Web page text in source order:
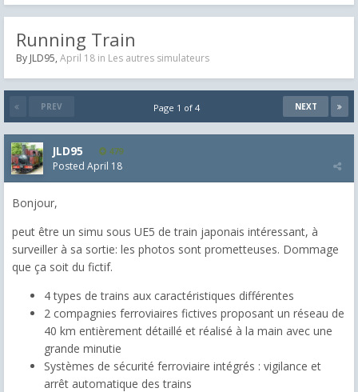
Running Train
By JLD95, April 18 in Les autres simulateurs
PREV NEXT
Page 1 of 4
JLD95 479
Posted April 18
Bonjour,
peut être un simu sous UE5 de train japonais intéressant, à
surveiller à sa sortie: les photos sont prometteuses. Dommage
que ça soit du fictif.
4 types de trains aux caractéristiques différentes
2 compagnies ferroviaires fictives proposant un réseau de
40 km entièrement détaillé et réalisé à la main avec une
grande minutie
Systèmes de sécurité ferroviaire intégrés : vigilance et
arrêt automatique des trains